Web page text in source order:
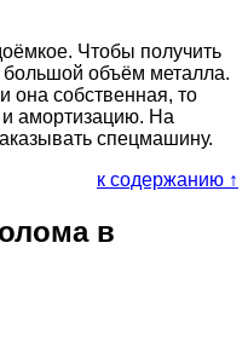
Чтобы получить
объём металла.
она собственная, то
амортизацию. На
спецмашину.
к содержанию ↑
в